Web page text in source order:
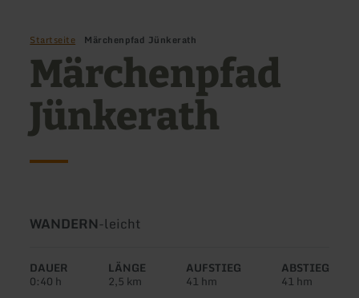
Startseite Märchenpfad Jünkerath
Märchenpfad
Jünkerath
Art
Tour:
WANDERN-Schwierigkeit:
leicht
DAUER
0:40 h
LÄNGE
2,5 km
AUFSTIEG
41 hm
ABSTIEG
41 hm